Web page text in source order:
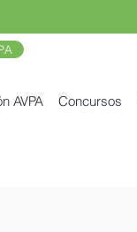
AVPA Concursos